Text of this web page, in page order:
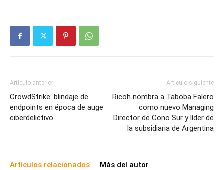
Artículo anterior
CrowdStrike: blindaje de
endpoints en época de auge
ciberdelictivo
Artículo siguiente
Ricoh nombra a Taboba Falero
como nuevo Managing
Director de Cono Sur y líder de
la subsidiaria de Argentina
Artículos relacionados Más del autor